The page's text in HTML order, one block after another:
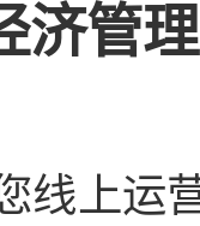
管理
线上运